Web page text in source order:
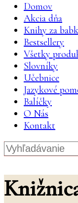
Domov
Akcia dňa
Knihy za
Bestsellery
Všetky
Slovníky
Učebnice
Jazykové
Balíčky
O Nás
Kontakt